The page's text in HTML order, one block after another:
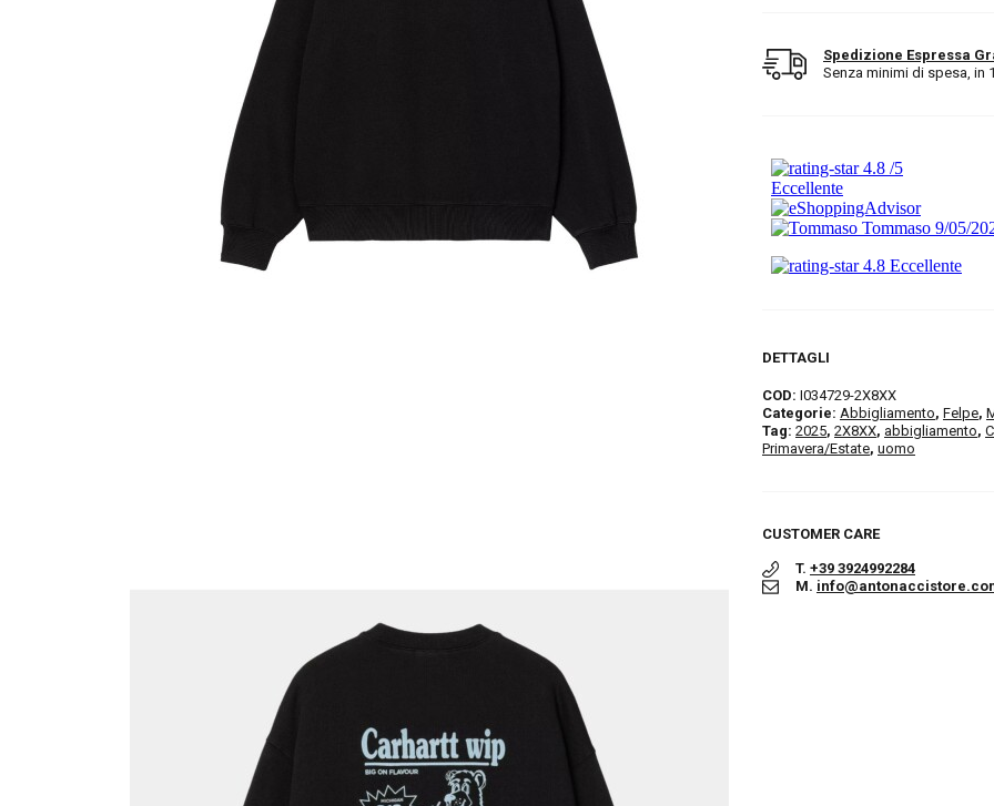
Spedizione Espressa
Senza minimi di spesa, in
DETTAGLI
COD: I034729-2X8XX
Categorie: Abbigliamento, Felpe,
Tag: 2025, 2X8XX, abbigliamento,
Primavera/Estate, uomo
CUSTOMER CARE
T. +39 3924992284
M.